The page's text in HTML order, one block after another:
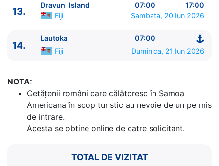
13.
Dravuni Island 07:00
17:00
Fiji
Sambata, 20 Iun 2026
14.
Lautoka
07:00
Fiji
Duminica, 21 Iun 2026
NOTA:
Cetăţenii români care călătoresc în Samoa
Americana în scop turistic au nevoie de un permis
de intrare.
Acesta se obtine online de catre solicitant.
TOTAL DE VIZITAT